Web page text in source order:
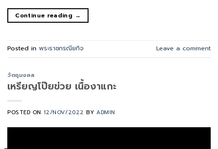
Continue reading →
Posted in พระราชกรณียกิจ Leave a comment
วัตถุมงคล
เหรียญโป๊ยข่วย เนื้องาแกะ
POSTED ON 12/NOV/2022 BYADMIN